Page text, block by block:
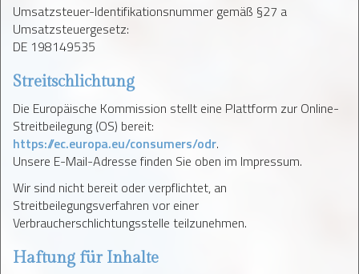
Umsatzsteuer-Identifikationsnummer gemäß §27 a
Umsatzsteuergesetz:
DE 198149535
Streitschlichtung
Die Europäische Kommission stellt eine Plattform zur Online-
Streitbeilegung (OS) bereit:
https://ec.europa.eu/consumers/odr.
Unsere E-Mail-Adresse finden Sie oben im Impressum.
Wir sind nicht bereit oder verpflichtet, an
Streitbeilegungsverfahren vor einer
Verbraucherschlichtungsstelle teilzunehmen.
Haftung für Inhalte